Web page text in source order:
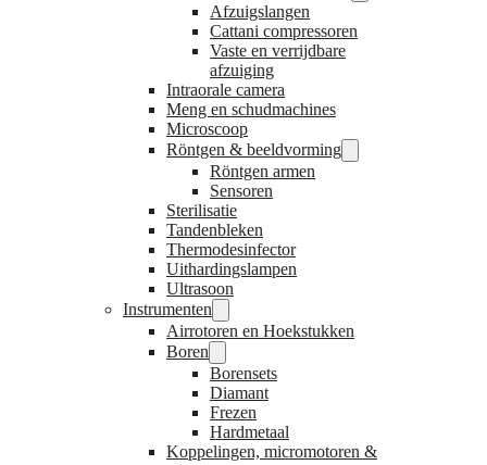
Afzuigslangen
Cattani compressoren
Vaste en verrijdbare
afzuiging
Intraorale camera
Meng en schudmachines
Microscoop
Röntgen & beeldvorming
Röntgen armen
Sensoren
Sterilisatie
Tandenbleken
Thermodesinfector
Uithardingslampen
Ultrasoon
Instrumenten
Airrotoren en Hoekstukken
Boren
Borensets
Diamant
Frezen
Hardmetaal
Koppelingen, micromotoren &